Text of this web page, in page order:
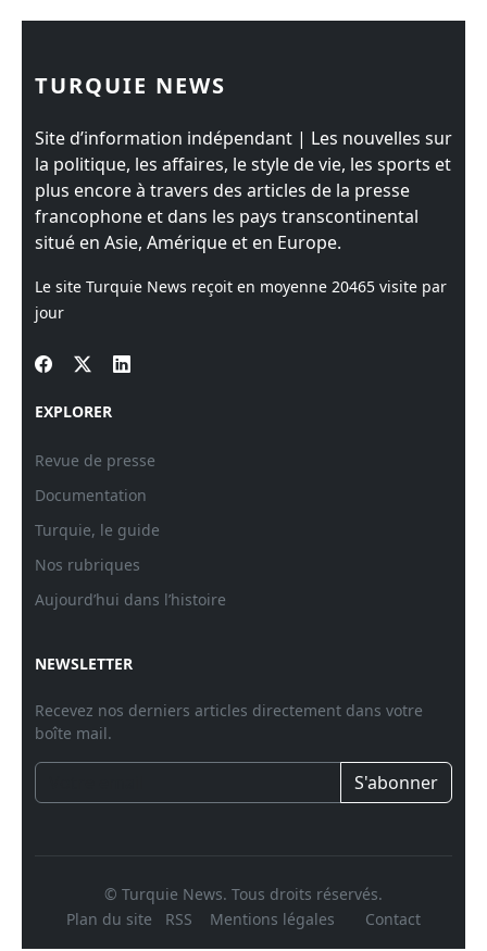
TURQUIE NEWS
Site d’information indépendant | Les nouvelles sur
la politique, les affaires, le style de vie, les sports et
plus encore à travers des articles de la presse
francophone et dans les pays transcontinental
situé en Asie, Amérique et en Europe.
Le site Turquie News reçoit en moyenne 20465 visite par
jour
EXPLORER
Revue de presse
Documentation
Turquie, le guide
Nos rubriques
Aujourd’hui dans l’histoire
NEWSLETTER
Recevez nos derniers articles directement dans votre
boîte mail.
S'abonner
© Turquie News. Tous droits réservés.
Plan du site
RSS Mentions légales Contact